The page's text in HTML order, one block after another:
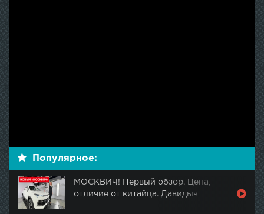
Популярное:
МОСКВИЧ! Первый обзор. Цена,
отличие от китайца. Давидыч